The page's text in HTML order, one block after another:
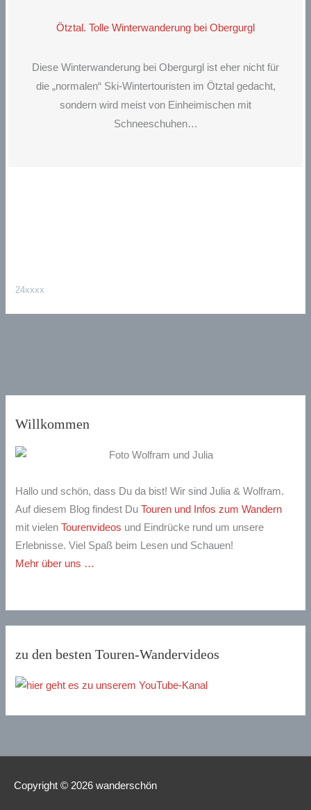
Willkommen
Hallo und schön, dass Du da bist! Wir sind Julia & Wolfram.
Auf diesem Blog findest DuTouren und Infos zum Wandern
mit vielenTourenvideos und Eindrücke rund um unsere
Erlebnisse. Viel Spaß beim Lesen und Schauen!
Mehr über uns …
zu den besten Touren-Wandervideos
Ötztal. Tolle Winterwanderung bei Obergurgl
Diese Winterwanderung bei Obergurgl ist eher nicht für
die „normalen“ Ski-Wintertouristen im Ötztal gedacht,
sondern wird meist von Einheimischen mit
Schneeschuhen…
24xxxx
Copyright © 2026 wanderschön